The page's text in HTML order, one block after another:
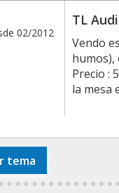
02/2012
TL
Vendo
humos),
Precio :
la mesa
tema